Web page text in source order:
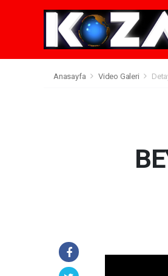
Anasayfa Video Galeri